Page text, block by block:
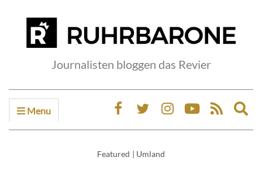
Journalisten bloggen das Revier
Menu
Featured | Umland